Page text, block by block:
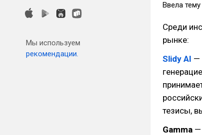
Мы используем
рекомендации.
Ввела
Среди
рынке:
Slidy AI —
тезисы,
Gamma —